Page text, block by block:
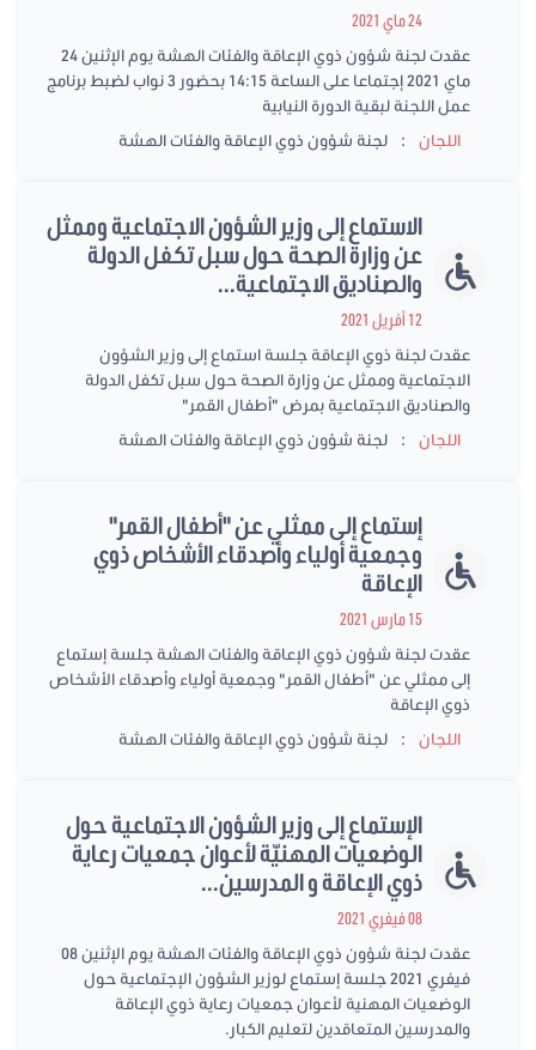
عقدت لجنة شؤون ذوي الإعاقة والفئات الهشة يوم الإثنين 24
ماي 2021 إجتماعا على الساعة 14:15 بحضور 3 نواب لضبط برنامج
عمل اللجنة لبقية الدورة النيابية
اللجان : لجنة شؤون ذوي الإعاقة والفئات الهشة
الاستماع إلى وزير الشؤون الاجتماعية وممثل
عن وزارة الصحة حول سبل تكفل الدولة
والصناديق الاجتماعية...
عقدت لجنة ذوي الإعاقة جلسة استماع إلى وزير الشؤون
الاجتماعية وممثل عن وزارة الصحة حول سبل تكفل الدولة
والصناديق الاجتماعية بمرض "أطفال القمر"
اللجان : لجنة شؤون ذوي الإعاقة والفئات الهشة
إستماع إلى ممثلي عن "أطفال القمر"
وجمعية أولياء وأصدقاء الأشخاص ذوي
الإعاقة
عقدت لجنة شؤون ذوي الإعاقة والفئات الهشة جلسة إستماع
إلى ممثلي عن "أطفال القمر" وجمعية أولياء وأصدقاء الأشخاص
ذوي الإعاقة
اللجان : لجنة شؤون ذوي الإعاقة والفئات الهشة
الإستماع إلى وزير الشؤون الاجتماعية حول
الوضعيات المهنيّة لأعوان جمعيات رعاية
ذوي الإعاقة و المدرسين...
عقدت لجنة شؤون ذوي الإعاقة والفئات الهشة يوم الإثنين 08
فيفري 2021 جلسة إستماع لوزير الشؤون الإجتماعية حول
الوضعيات المهنية لأعوان جمعيات رعاية ذوي الإعاقة
والمدرسين المتعاقدين لتعليم الكبار.